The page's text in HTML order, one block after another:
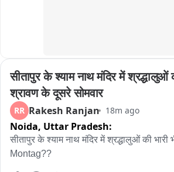
सीतापुर के श्याम नाथ मंदिर में श्रद्धालुओं
श्रावण के दूसरे सोमवार
RR Rakesh Ranjan 18m ago
Noida, Uttar Pradesh:
सीतापुर के श्याम नाथ मंदिर में श्रद्धालुओं की
Montag??